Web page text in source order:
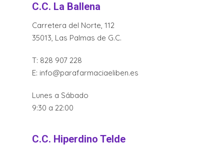
C.C. La Ballena
Carretera del Norte, 112
35013, Las Palmas de G.C.
T: 828 907 228
E: info@parafarmaciaeliben.es
Lunes a Sábado
9:30 a 22:00
C.C. Hiperdino Telde